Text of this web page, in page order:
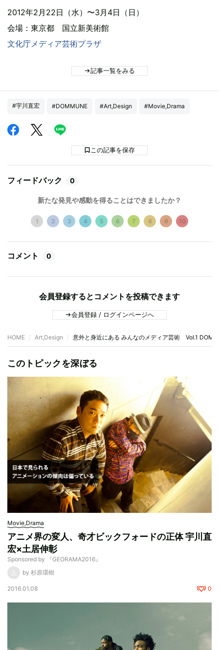
2012年2月22日（水）〜3月4日（日）
会場：東京都 国立新美術館
文化庁メディア芸術プラザ
記事一覧をみる
#宇川直宏 #DOMMUNE #Art,Design #Movie,Drama
この記事を保存
フィードバック 0
新たな発見や感動を得ることはできましたか？
1 2 3 4 5 6 7 8 9 10
コメント 0
会員登録するとコメントを投稿できます
会員登録 / ログインページへ
HOME Art,Design 意外と身近にある みんなのメディア芸術 Vol.1
このトピックを深ぼる
Movie,Drama
アニメ界の変人、奇才ビックフォードの正体 宇川直
宏×土居伸彰
Sponsored by 『GEORAMA2016』
by 杉原環樹
2016.01.08 0